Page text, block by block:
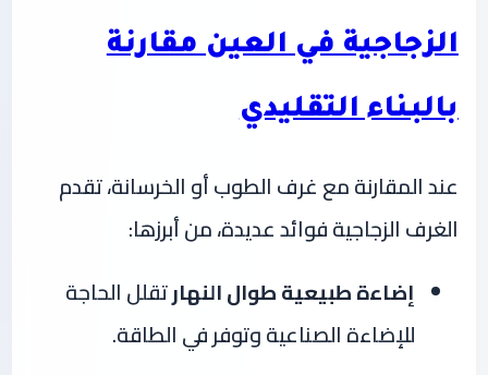
الزجاجية في العين مقارنة
بالبناء التقليدي
عند المقارنة مع غرف الطوب أو الخرسانة، تقدم
الغرف الزجاجية فوائد عديدة، من أبرزها:
إضاءة طبيعية طوال النهارتقلل الحاجة
للإضاءة الصناعية وتوفر في الطاقة.